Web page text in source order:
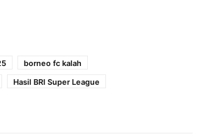
borneo fc kalah
Hasil BRI Super League